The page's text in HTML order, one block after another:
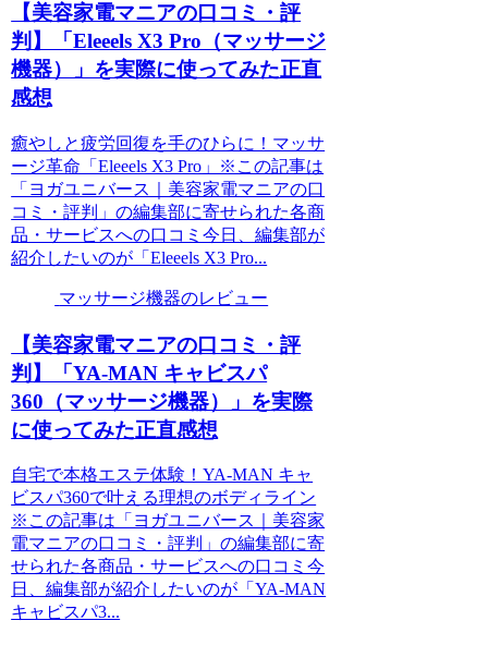
【美容家電マニアの口コミ・評
判】「Eleeels X3 Pro（マッサージ
機器）」を実際に使ってみた正直
感想
癒やしと疲労回復を手のひらに！マッサ
ージ革命「Eleeels X3 Pro」※この記事は
「ヨガユニバース｜美容家電マニアの口
コミ・評判」の編集部に寄せられた各商
品・サービスへの口コミ今日、編集部が
紹介したいのが「Eleeels X3 Pro...
マッサージ機器のレビュー
【美容家電マニアの口コミ・評
判】「YA-MAN キャビスパ
360（マッサージ機器）」を実際
に使ってみた正直感想
自宅で本格エステ体験！YA-MAN キャ
ビスパ360で叶える理想のボディライン
※この記事は「ヨガユニバース｜美容家
電マニアの口コミ・評判」の編集部に寄
せられた各商品・サービスへの口コミ今
日、編集部が紹介したいのが「YA-MAN
キャビスパ3...